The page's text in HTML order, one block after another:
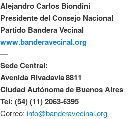
Alejandro Carlos Biondini
Presidente del Consejo Nacional
Partido Bandera Vecinal
www.banderavecinal.org
—
Sede Central:
Avenida Rivadavia 8811
Ciudad Autónoma de Buenos Aires
Tel: (54) (11) 2063-6395
Correo: info@banderavecinal.org